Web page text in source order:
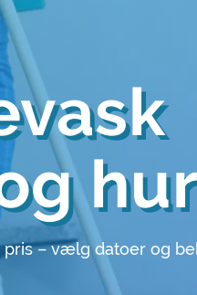
– vælg datoer og